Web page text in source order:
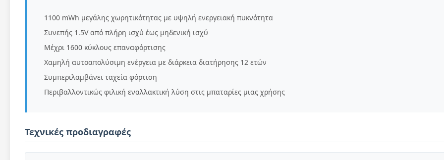
1100 mWh μεγάλης χωρητικότητας με υψηλή ενεργειακή πυκνότητα
Συνεπής 1.5V από πλήρη ισχύ έως μηδενική ισχύ
Μέχρι 1600 κύκλους επαναφόρτισης
Χαμηλή αυτοαπολύσιμη ενέργεια με διάρκεια διατήρησης 12 ετών
Συμπεριλαμβάνει ταχεία φόρτιση
Περιβαλλοντικώς φιλική εναλλακτική λύση στις μπαταρίες μιας χρήσης
Τεχνικές προδιαγραφές